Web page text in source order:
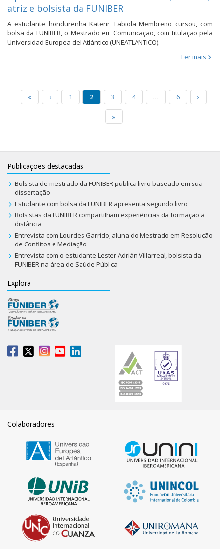
atriz e bolsista da FUNIBER
A estudante hondurenha Katerin Fabiola Membreño cursou, com
bolsa da FUNIBER, o Mestrado em Comunicação, com titulação pela
Universidad Europea del Atlántico (UNEATLANTICO).
Ler mais
« ‹ 1 2 3 4 … 6 ›
»
Publicações destacadas
Bolsista de mestrado da FUNIBER publica livro baseado em sua
dissertação
Estudante com bolsa da FUNIBER apresenta segundo livro
Bolsistas da FUNIBER compartilham experiências da formação à
distância
Entrevista com Lourdes Garrido, aluna do Mestrado em Resolução
de Conflitos e Mediação
Entrevista com o estudante Lester Adrián Villarreal, bolsista da
FUNIBER na área de Saúde Pública
Explora
Colaboradores